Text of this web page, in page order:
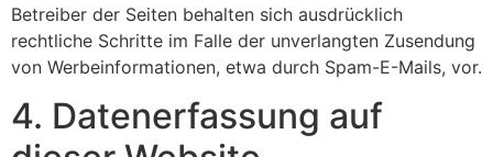
Betreiber der Seiten behalten sich ausdrücklich
rechtliche Schritte im Falle der unverlangten Zusendung
von Werbeinformationen, etwa durch Spam-E-Mails, vor.
4. Datenerfassung auf